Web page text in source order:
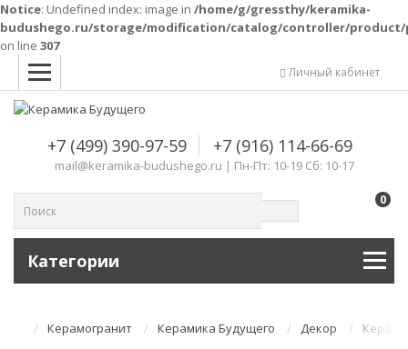
Notice: Undefined index: image in /home/g/gressthy/keramika-
budushego.ru/storage/modification/catalog/controller/
on line 307Комплектующие для компьютера
Личный кабинет
+7 (499) 390-97-59 +7 (916) 114-66-69
mail@keramika-budushego.ru | Пн-Пт: 10-19 Сб: 10-17
0
Категории
Керамогранит Керамика Будущего Декор